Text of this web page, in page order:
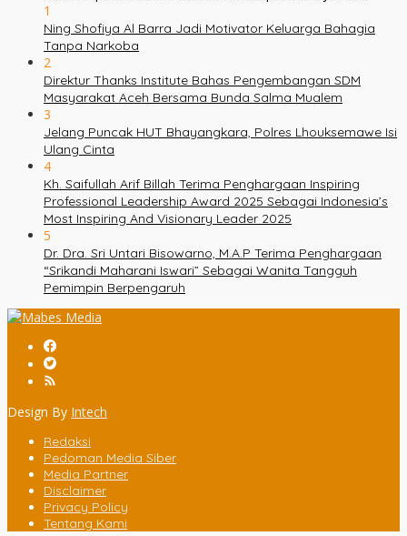
1
Ning Shofiya Al Barra Jadi Motivator Keluarga Bahagia
Tanpa Narkoba
2
Direktur Thanks Institute Bahas Pengembangan SDM
Masyarakat Aceh Bersama Bunda Salma Mualem
3
Jelang Puncak HUT Bhayangkara, Polres Lhouksemawe Isi
Ulang Cinta
4
Kh. Saifullah Arif Billah Terima Penghargaan Inspiring
Professional Leadership Award 2025 Sebagai Indonesia’s
Most Inspiring And Visionary Leader 2025
5
Dr. Dra. Sri Untari Bisowarno, M.A.P Terima Penghargaan
“Srikandi Maharani Iswari” Sebagai Wanita Tangguh
Pemimpin Berpengaruh
Design By Intech
Redaksi
Pedoman Media Siber
Media Partner
Disclaimer
Privacy Policy
Tentang Kami